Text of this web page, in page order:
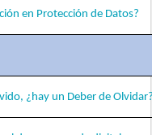
en Protección de Datos?
¿hay un Deber de